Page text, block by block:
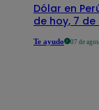
Dólar en
de hoy, 7
Te ayudo 07 de